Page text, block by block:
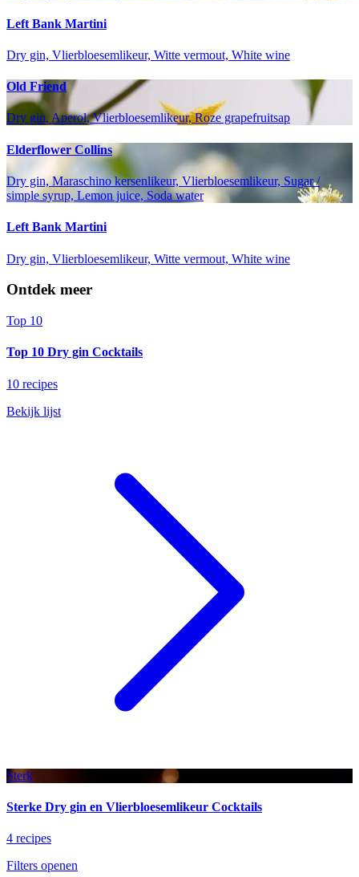
Left Bank Martini
Dry gin, Vlierbloesemlikeur, Witte vermout, White wine
Old Friend
Dry gin, Aperol, Vlierbloesemlikeur, Roze grapefruitsap
Elderflower Collins
Dry gin, Maraschino kersenlikeur, Vlierbloesemlikeur, Sugar /
simple syrup, Lemon juice, Soda water
Left Bank Martini
Dry gin, Vlierbloesemlikeur, Witte vermout, White wine
Ontdek meer
Top 10
Top 10 Dry gin Cocktails
10 recipes
Bekijk lijst
Sterk
Sterke Dry gin en Vlierbloesemlikeur Cocktails
4 recipes
Filters openen